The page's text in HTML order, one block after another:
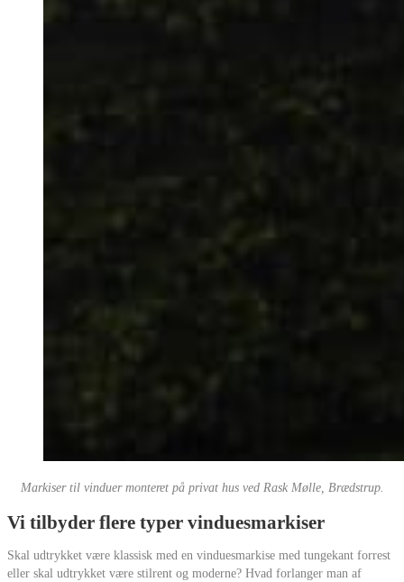
Markiser til vinduer monteret på privat hus ved Rask Mølle, Brædstrup.
Vi tilbyder flere typer vinduesmarkiser
Skal udtrykket være klassisk med en vinduesmarkise med tungekant forrest
eller skal udtrykket være stilrent og moderne? Hvad forlanger man af